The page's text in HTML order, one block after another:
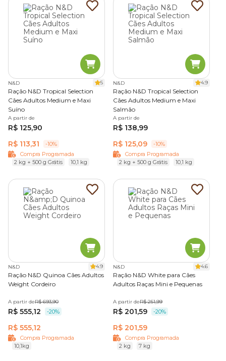
N&D 5
Ração N&D Tropical Selection
Cães Adultos Medium e Maxi
Suíno
A partir de
R$ 125,90
R$ 113,31
-10%
Compra Programada
2 kg + 500 g Grátis
10,1 kg
N&D 4.9
Ração N&D Tropical Selection
Cães Adultos Medium e Maxi
Salmão
A partir de
R$ 138,99
R$ 125,09
-10%
Compra Programada
2 kg + 500 g Grátis
10,1 kg
N&D 4.9
Ração N&D Quinoa Cães Adultos
Weight Cordeiro
A partir deR$ 693,90
R$ 555,12 -20%
R$ 555,12
Compra Programada
10,1kg
N&D 4.6
Ração N&D White para Cães
Adultos Raças Mini e Pequenas
A partir deR$ 251,99
R$ 201,59 -20%
R$ 201,59
Compra Programada
2 kg
7 kg